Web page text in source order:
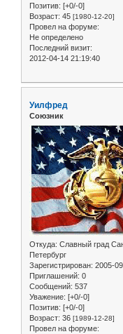
Позитив: [+0/-0]
Возраст: 45 [1980-12-20]
Провел на форуме:
Не определено
Последний визит:
2012-04-14 21:19:40
Уилфред
Союзник
Откуда: Славный град
Петербург
Зарегистрирован: 2005-
Приглашений: 0
Сообщений: 537
Уважение: [+0/-0]
Позитив: [+0/-0]
Возраст: 36 [1989-12-28]
Провел на форуме: